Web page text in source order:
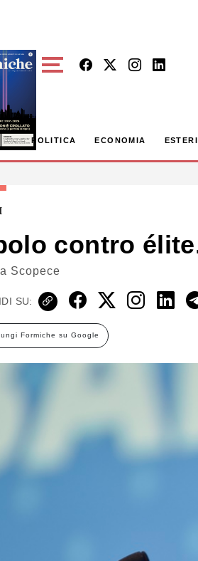
POLITICA ECONOMIA ESTERI
contro
Scopece
SU:
Formiche su Google